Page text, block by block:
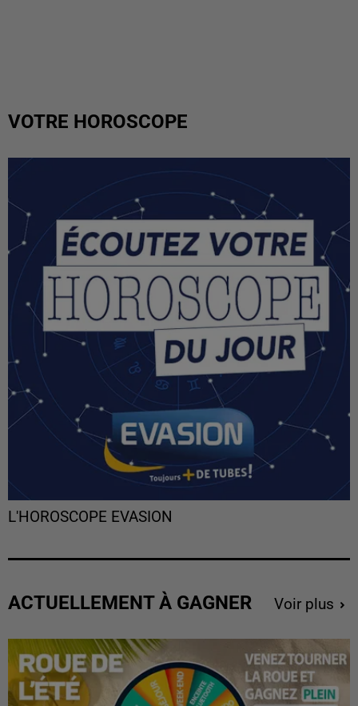
VOTRE HOROSCOPE
L'HOROSCOPE EVASION
ACTUELLEMENT À GAGNER Voir plus